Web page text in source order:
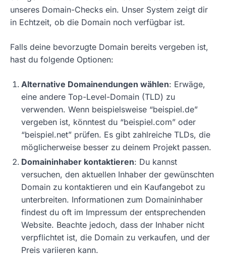
unseres Domain-Checks ein. Unser System zeigt dir
in Echtzeit, ob die Domain noch verfügbar ist.
Falls deine bevorzugte Domain bereits vergeben ist,
hast du folgende Optionen:
Alternative Domainendungen wählen: Erwäge,
eine andere Top-Level-Domain (TLD) zu
verwenden. Wenn beispielsweise “beispiel.de”
vergeben ist, könntest du “beispiel.com” oder
“beispiel.net” prüfen. Es gibt zahlreiche TLDs, die
möglicherweise besser zu deinem Projekt passen.
Domaininhaber kontaktieren: Du kannst
versuchen, den aktuellen Inhaber der gewünschten
Domain zu kontaktieren und ein Kaufangebot zu
unterbreiten. Informationen zum Domaininhaber
findest du oft im Impressum der entsprechenden
Website. Beachte jedoch, dass der Inhaber nicht
verpflichtet ist, die Domain zu verkaufen, und der
Preis variieren kann.